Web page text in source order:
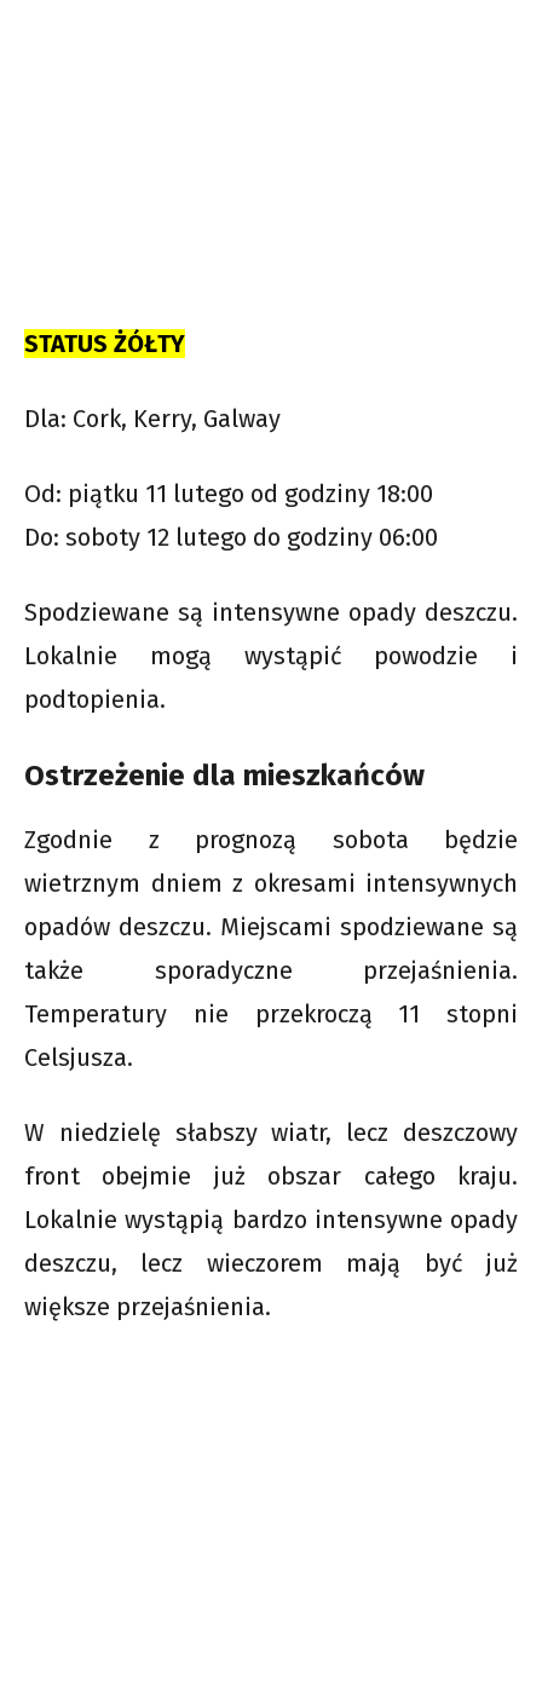
STATUS ŻÓŁTY
Dla: Cork, Kerry, Galway
Od: piątku 11 lutego od godziny 18:00
Do: soboty 12 lutego do godziny 06:00
Spodziewane są intensywne opady deszczu.
Lokalnie mogą wystąpić powodzie i
podtopienia.
Ostrzeżenie dla mieszkańców
Zgodnie z prognozą sobota będzie
wietrznym dniem z okresami intensywnych
opadów deszczu. Miejscami spodziewane są
także sporadyczne przejaśnienia.
Temperatury nie przekroczą 11 stopni
Celsjusza.
W niedzielę słabszy wiatr, lecz deszczowy
front obejmie już obszar całego kraju.
Lokalnie wystąpią bardzo intensywne opady
deszczu, lecz wieczorem mają być już
większe przejaśnienia.